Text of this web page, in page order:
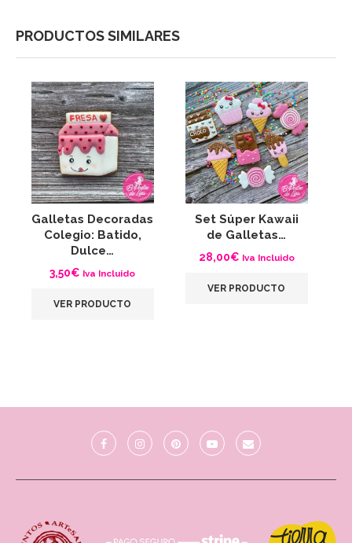
PRODUCTOS SIMILARES
Galletas Decoradas
Colegio: Batido,
Dulce…
3,50€ Iva Incluido
VER PRODUCTO
Set Súper Kawaii
de Galletas…
28,00€ Iva Incluido
VER PRODUCTO